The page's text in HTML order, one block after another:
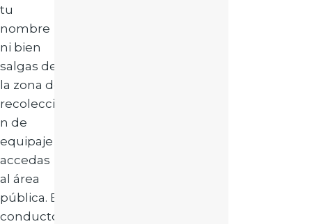
tu
nombre
ni bien
salgas de
la zona de
recolecció
n de
equipaje y
accedas
al área
pública. El
conducto